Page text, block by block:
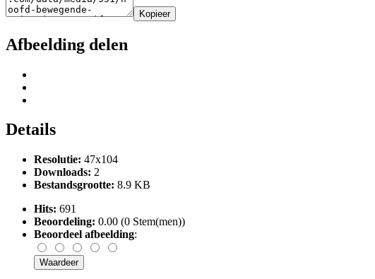
Kopieer
Afbeelding delen
Details
Resolutie: 47x104
Downloads: 2
Bestandsgrootte: 8.9 KB
Hits: 691
Beoordeling: 0.00 (0 Stem(men))
Beoordeel afbeelding: